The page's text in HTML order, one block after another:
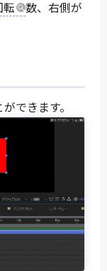
転
数、右側が
できます。